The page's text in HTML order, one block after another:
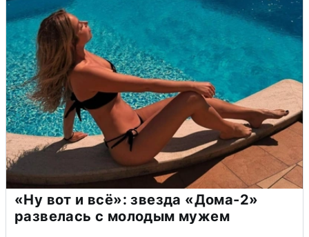
«Ну вот и всё»: звезда «Дома-2»
развелась с молодым мужем